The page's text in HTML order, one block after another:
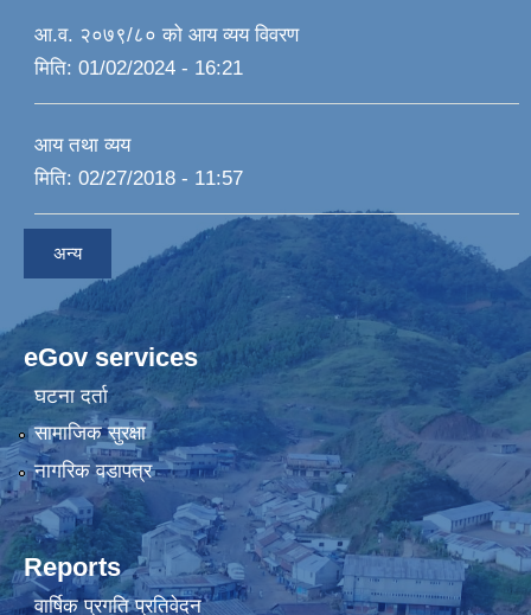
आ.व. २०७९/८० को आय व्यय विवरण
मिति: 01/02/2024 - 16:21
आय तथा व्यय
मिति: 02/27/2018 - 11:57
अन्य
eGov services
घटना दर्ता
सामाजिक सुरक्षा
नागरिक वडापत्र
Reports
वार्षिक प्रगति प्रतिवेदन